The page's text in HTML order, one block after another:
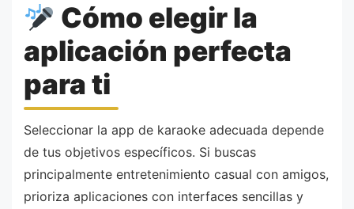
Cómo elegir la
aplicación perfecta
para ti
Seleccionar la app de karaoke adecuada depende
de tus objetivos específicos. Si buscas
principalmente entretenimiento casual con amigos,
prioriza aplicaciones con interfaces sencillas y